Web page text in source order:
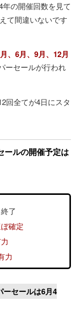
年の開催回数を見て
て間違いないです
、6月、9月、12月
ーセールが行われ
回全てが4日にスタ
ールの開催予定は
了
確定
力
ーセールは6月4